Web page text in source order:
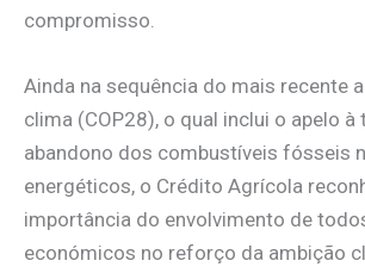
compromisso.
Ainda na sequência do mais recente
clima (COP28), o qual inclui o apelo à
abandono dos combustíveis fósseis
energéticos, o Crédito Agrícola
importância do envolvimento de
económicos no reforço da ambição